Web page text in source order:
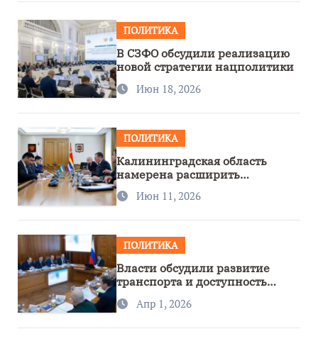
ПОЛИТИКА
В СЗФО обсудили реализацию
новой стратегии нацполитики
Июн 18, 2026
ПОЛИТИКА
Калининградская область
намерена расширить
сотрудничество с Узбекистаном
Июн 11, 2026
ПОЛИТИКА
Власти обсудили развитие
транспорта и доступность
региона
Апр 1, 2026